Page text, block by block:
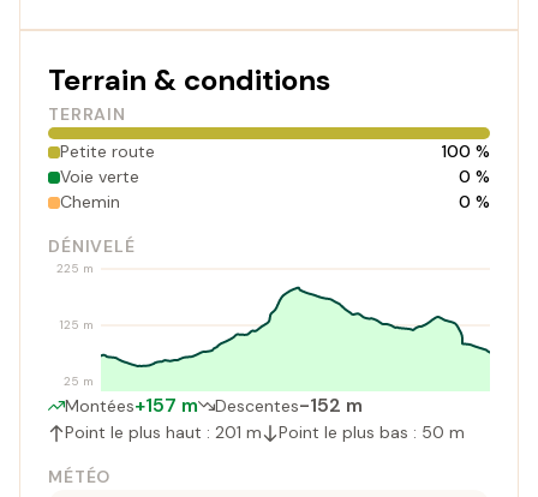
Terrain & conditions
TERRAIN
Petite route
100 %
Voie verte
0 %
Chemin
0 %
DÉNIVELÉ
25 m
125 m
225 m
Montées+157 m Descentes-152 m
Point le plus haut : 201 m Point le plus bas : 50 m
MÉTÉO